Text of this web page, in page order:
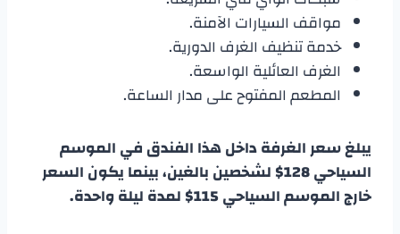
مواقف السيارات الآمنة.
خدمة تنظيف الغرف الدورية.
الغرف العائلية الواسعة.
المطعم المفتوح على مدار الساعة.
يبلغ سعر الغرفة داخل هذا الفندق في الموسم
السياحي 128$ لشخصين بالغين، بينما يكون السعر
خارج الموسم السياحي 115$ لمدة ليلة واحدة.